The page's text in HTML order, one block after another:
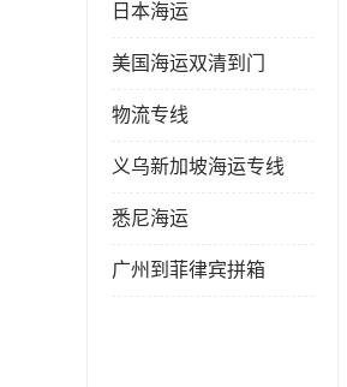
日本海运
美国海运双清到门
物流专线
义乌新加坡海运专线
悉尼海运
广州到菲律宾拼箱